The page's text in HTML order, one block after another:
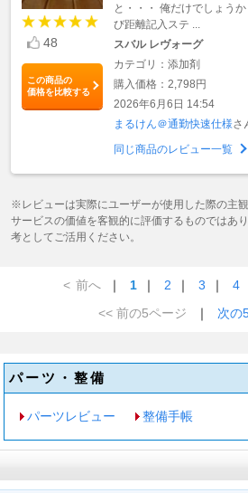
48
この商品の
価格を比較する
と・・・ 俺だけでしょう
び距離記入ステ ...
スバル レヴォーグ
カテゴリ：添加剤
購入価格：2,798円
2026年6月6日 14:54
まるけん＠通勤快速仕様さ
同じ商品のレビュー一覧
※レビューは実際にユーザーが使用した際の主
サービスの価値を客観的に評価するものではあ
考としてご活用ください。
< 前へ ｜ 1 ｜ 2 ｜ 3 ｜ 4
<< 前の5ページ
｜ 次の
パーツ・整備
パーツレビュー 整備手帳